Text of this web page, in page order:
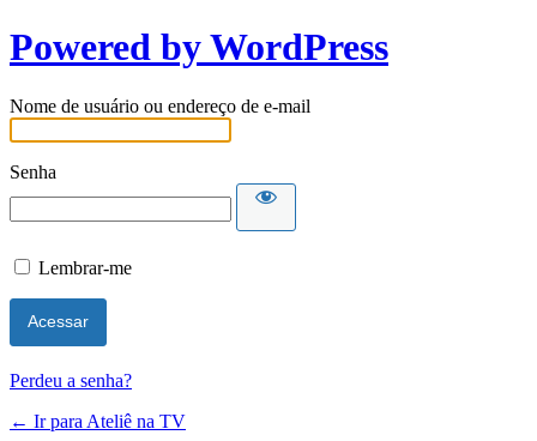
Powered by WordPress
Nome de usuário ou endereço de e-mail
Senha
Lembrar-me
Perdeu a senha?
← Ir para Ateliê na TV